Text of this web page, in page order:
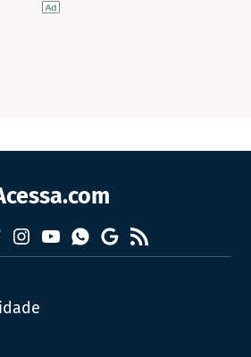
Instagram
YouTubeWhatsapp
Google
News
RSS